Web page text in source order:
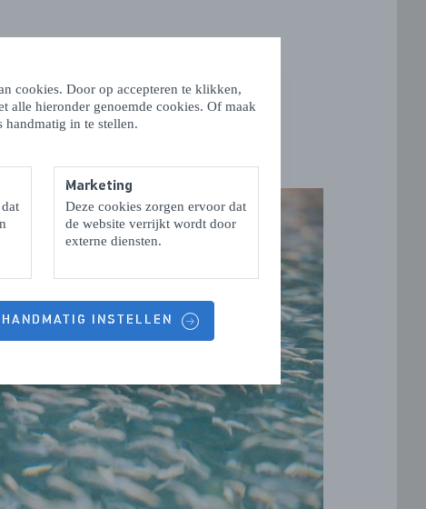
cookies. Door op accepteren te klikken,
alle hieronder genoemde cookies. Of maak
handmatig in te stellen.
Marketing
Deze cookies zorgen ervoor dat
de website verrijkt wordt door
externe diensten.
INSTELLEN